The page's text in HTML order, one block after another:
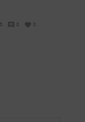
0 0